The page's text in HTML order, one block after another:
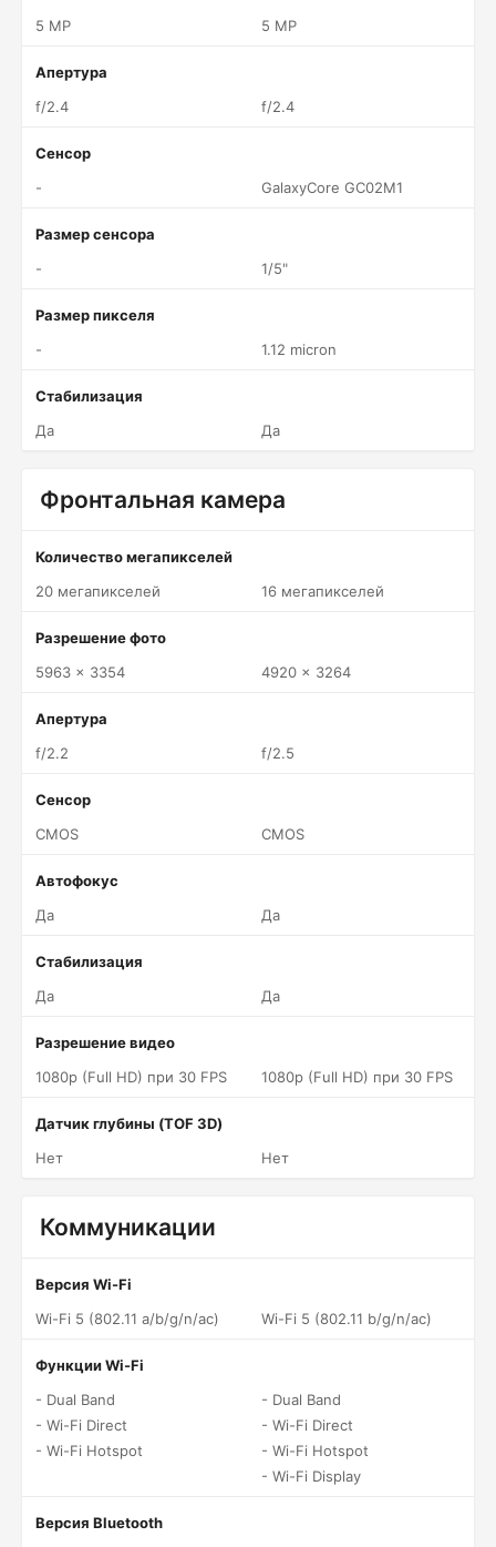
5 MP 5 MP
Апертура
f/2.4
f/2.4
Сенсор
-
GalaxyCore GC02M1
Размер сенсора
-
1/5"
Размер пикселя
-
1.12 micron
Стабилизация
Да
Да
Фронтальная камера
Количество мегапикселей
20 мегапикселей
16 мегапикселей
Разрешение фото
5963 x 3354
4920 x 3264
Апертура
f/2.2
f/2.5
Сенсор
CMOS
CMOS
Автофокус
Да
Да
Стабилизация
Да
Да
Разрешение видео
1080p (Full HD) при 30 FPS
1080p (Full HD) при 30 FPS
Датчик глубины (TOF 3D)
Нет
Нет
Коммуникации
Версия Wi-Fi
Wi-Fi 5 (802.11 a/b/g/n/ac)
Wi-Fi 5 (802.11 b/g/n/ac)
Функции Wi-Fi
- Dual Band
- Wi-Fi Direct
- Wi-Fi Hotspot
- Dual Band
- Wi-Fi Direct
- Wi-Fi Hotspot
- Wi-Fi Display
Версия Bluetooth